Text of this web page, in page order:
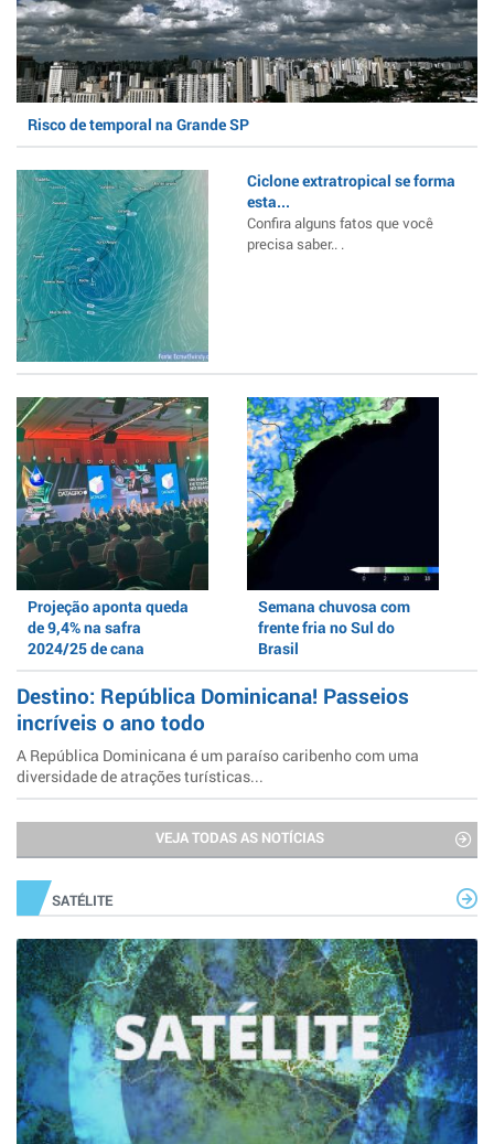
Risco de temporal na Grande SP
Ciclone extratropical se forma
esta...
Confira alguns fatos que você
precisa saber.. .
Projeção aponta queda
de 9,4% na safra
2024/25 de cana
Semana chuvosa com
frente fria no Sul do
Brasil
Destino: República Dominicana! Passeios
incríveis o ano todo
A República Dominicana é um paraíso caribenho com uma
diversidade de atrações turísticas...
VEJA TODAS AS NOTÍCIAS
SATÉLITE